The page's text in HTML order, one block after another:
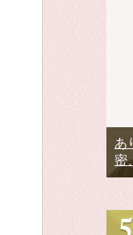
あ
密